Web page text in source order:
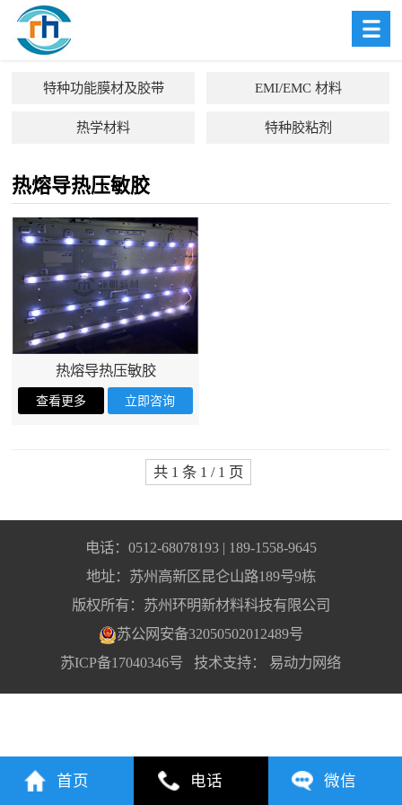
特种功能膜材及胶带 EMI/EMC 材料
热学材料 特种胶粘剂
热熔导热压敏胶
热熔导热压敏胶
共 1 条 1 / 1 页
电话：0512-68078193 | 189-1558-9645
地址：苏州高新区昆仑山路189号9栋
版权所有：苏州环明新材料科技有限公司
苏公网安备32050502012489号
苏ICP备17040346号 技术支持： 易动力网络
首页 电话 微信